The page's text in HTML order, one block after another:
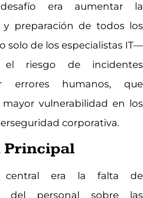
era aumentar la
y preparación de todos los
solo de los especialistas IT—
el riesgo de incidentes
errores humanos, que
vulnerabilidad en los
corporativa.
Principal
central era la falta de
del personal sobre las